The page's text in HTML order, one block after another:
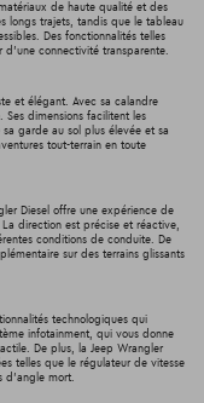
de haute qualité et des
longs trajets, tandis que le tableau
Des fonctionnalités telles
connectivité transparente.
et élégant. Avec sa calandre
dimensions facilitent les
garde au sol plus élevée et sa
tout-terrain en toute
Diesel offre une expérience de
direction est précise et réactive,
conditions de conduite. De
sur des terrains glissants
technologiques qui
infotainment, qui vous donne
De plus, la Jeep Wrangler
telles que le régulateur de vitesse
d'angle mort.